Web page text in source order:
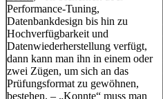
Performance-Tuning,
Datenbankdesign bis hin zu
Hochverfügbarkeit und
Datenwiederherstellung verfügt,
dann kann man ihn in einem oder
zwei Zügen, um sich an das
Prüfungsformat zu gewöhnen,
bestehen. – „Konnte“ muss man